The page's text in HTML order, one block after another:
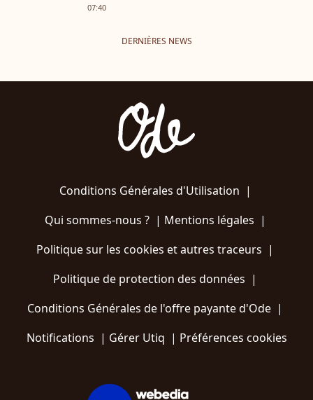
07:40
DERNIÈRES NEWS
Conditions Générales d'Utilisation |
Qui sommes-nous ?| Mentions légales |
Politique sur les cookies et autres traceurs |
Politique de protection des données |
Conditions Générales de l'offre payante d'Ode |
Notifications | Gérer Utiq | Préférences cookies